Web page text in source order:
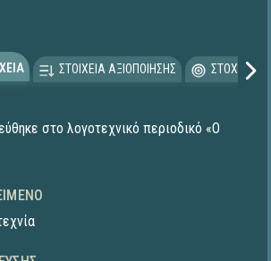
ΣΤΟΙΧΕΙΑ ΑΞΙΟΠΟΙΗΣΗΣ
στο λογοτεχνικό περιοδικό «Ο